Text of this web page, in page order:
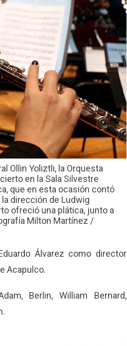
Ollin Yoliztli, la Orquesta
en la Sala Silvestre
que en esta ocasión contó
dirección de Ludwig
ofreció una plática, junto a
Milton Martínez /
Álvarez como director
Acapulco.
Berlin, William Bernard,